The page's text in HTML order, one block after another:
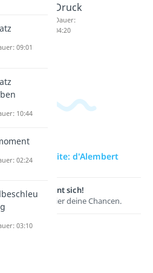
Dauer:
Druck
Dauer:
04:20
zur Videoseite: d'Alembert
Lernen lohnt sich!
Entdecke hier deine Chancen.
09:01
10:44
02:24
03:10